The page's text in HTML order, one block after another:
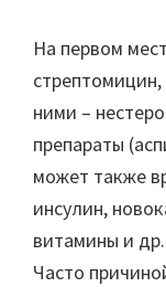
На первом
ними –
препараты
может также
инсулин,
витамины и др.
Часто